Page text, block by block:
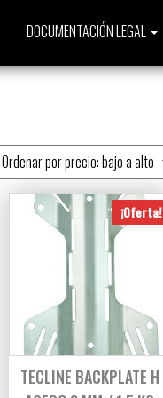
DOCUMENTACIÓN LEGAL
¡Oferta!
TECLINE BACKPLATE H